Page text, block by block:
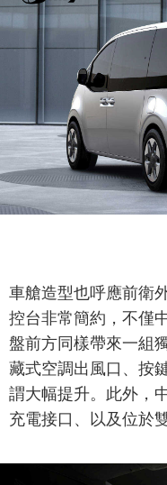
車艙造型也呼應前衛
控台非常簡約，不僅
盤前方同樣帶來一組
藏式空調出風口、按
謂大幅提升。此外，
充電接口、以及位於